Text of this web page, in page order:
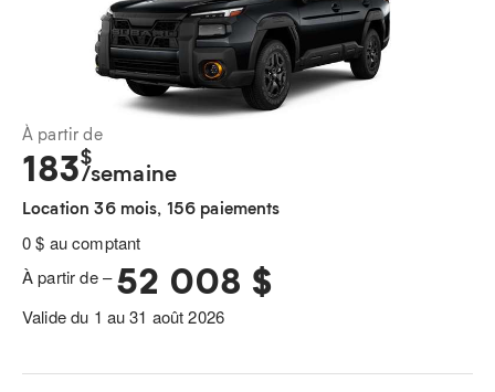
À partir de
183$
/semaine
Location 36 mois, 156 paiements
0 $ au comptant
À partir de –52 008 $
Valide du 1 au 31 août 2026